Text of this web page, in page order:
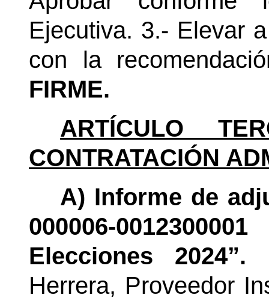
Ejecutiva. 3.- Elevar
con la
FIRME.
ARTÍCULO
CONTRATACIÓN
A) Informe de
000006-
Elecciones 2024”.
Herrera, Proveedor